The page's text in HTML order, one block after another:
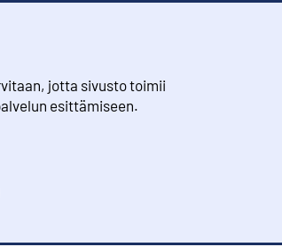
jotta sivusto toimii
esittämiseen.